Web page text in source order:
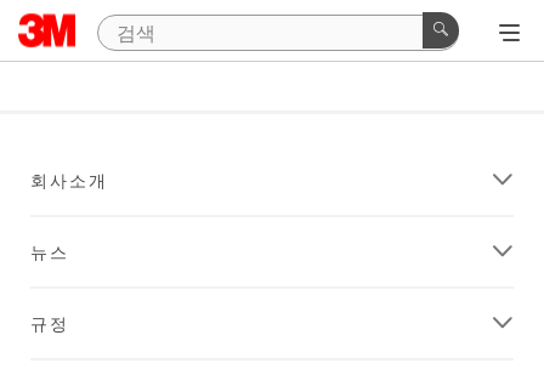
회사소개
뉴스
규정